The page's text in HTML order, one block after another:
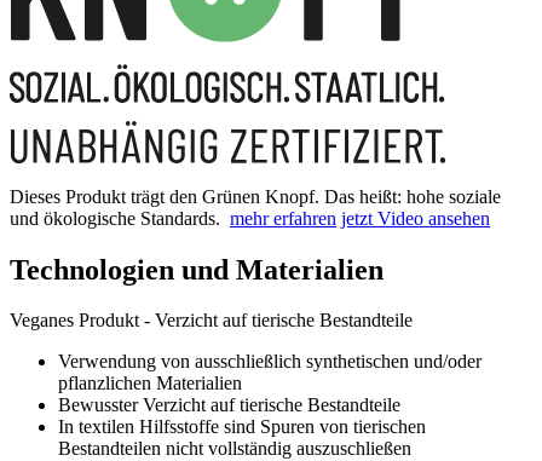
Dieses Produkt trägt den Grünen Knopf. Das heißt: hohe soziale
und ökologische Standards. mehr erfahren jetzt Video ansehen
Technologien und Materialien
Veganes Produkt - Verzicht auf tierische Bestandteile
Verwendung von ausschließlich synthetischen und/oder
pflanzlichen Materialien
Bewusster Verzicht auf tierische Bestandteile
In textilen Hilfsstoffe sind Spuren von tierischen
Bestandteilen nicht vollständig auszuschließen